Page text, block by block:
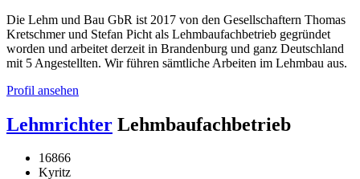
Die Lehm und Bau GbR ist 2017 von den Gesellschaftern Thomas
Kretschmer und Stefan Picht als Lehmbaufachbetrieb gegründet
worden und arbeitet derzeit in Brandenburg und ganz Deutschland
mit 5 Angestellten. Wir führen sämtliche Arbeiten im Lehmbau aus.
Profil ansehen
Lehmrichter Lehmbaufachbetrieb
16866
Kyritz